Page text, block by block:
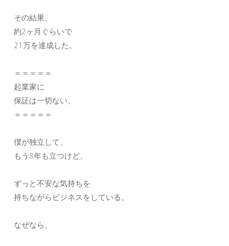
その結果、
約2ヶ月ぐらいで
21万を達成した。
＝＝＝＝＝
起業家に
保証は一切ない。
＝＝＝＝＝
僕が独立して、
もう8年も立つけど、
ずっと不安な気持ちを
持ちながらビジネスをしている。
なぜなら、